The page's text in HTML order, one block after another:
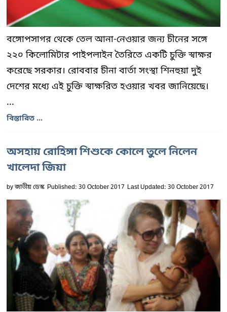
বঙ্গোপসাগর থেকে তেল আনা-নেওয়ার জন্য চীনের সঙ্গে
২২০ কিলোমিটার পাইপলাইন তৈরিতে একটি চুক্তি স্বাক্ষর
করেছে সরকার। রোববার চীনা বার্তা সংস্থা শিনহুয়া দুই
দেশের মধ্যে এই চুক্তি স্বাক্ষরিত হওয়ার খবর জানিয়েছে।
...
বিস্তারিত ...
অসহায় রোহিঙ্গা শিশুকে কোলে তুলে নিলেন
খালেদা জিয়া
byজাতীয় ডেস্ক Published: 30 October 2017 Last Updated: 30 October 2017